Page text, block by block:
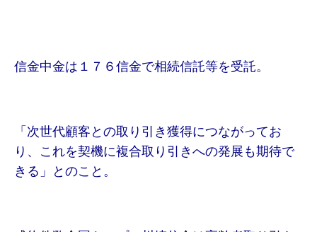
信金中金は１７６信金で相続信託等を受託。
「次世代顧客との取り引き獲得につながってお
り、これを契機に複合取り引きへの発展も期待で
きる」とのこと。